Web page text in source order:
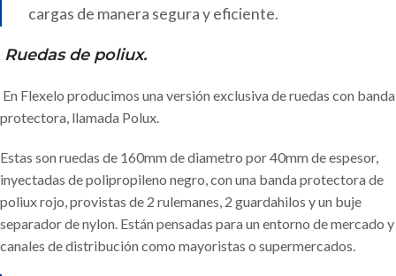
cargas de manera segura y eficiente.
Ruedas de poliux.
En Flexelo producimos una versión exclusiva de ruedas con banda
protectora, llamada Polux.
Estas son ruedas de 160mm de diametro por 40mm de espesor,
inyectadas de polipropileno negro, con una banda protectora de
poliux rojo, provistas de 2 rulemanes, 2 guardahilos y un buje
separador de nylon. Están pensadas para un entorno de mercado y
canales de distribución como mayoristas o supermercados.